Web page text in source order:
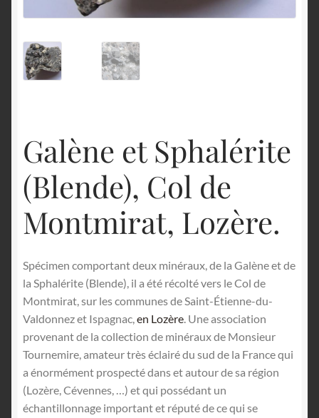
Galène et Sphalérite
(Blende), Col de
Montmirat, Lozère.
Spécimen comportant deux minéraux, de la Galène et de
la Sphalérite (Blende), il a été récolté vers le Col de
Montmirat, sur les communes de Saint-Étienne-du-
Valdonnez et Ispagnac,en Lozère. Une association
provenant de la collection de minéraux de Monsieur
Tournemire, amateur très éclairé du sud de la France qui
a énormément prospecté dans et autour de sa région
(Lozère, Cévennes, …) et qui possédant un
échantillonnage important et réputé de ce qui se